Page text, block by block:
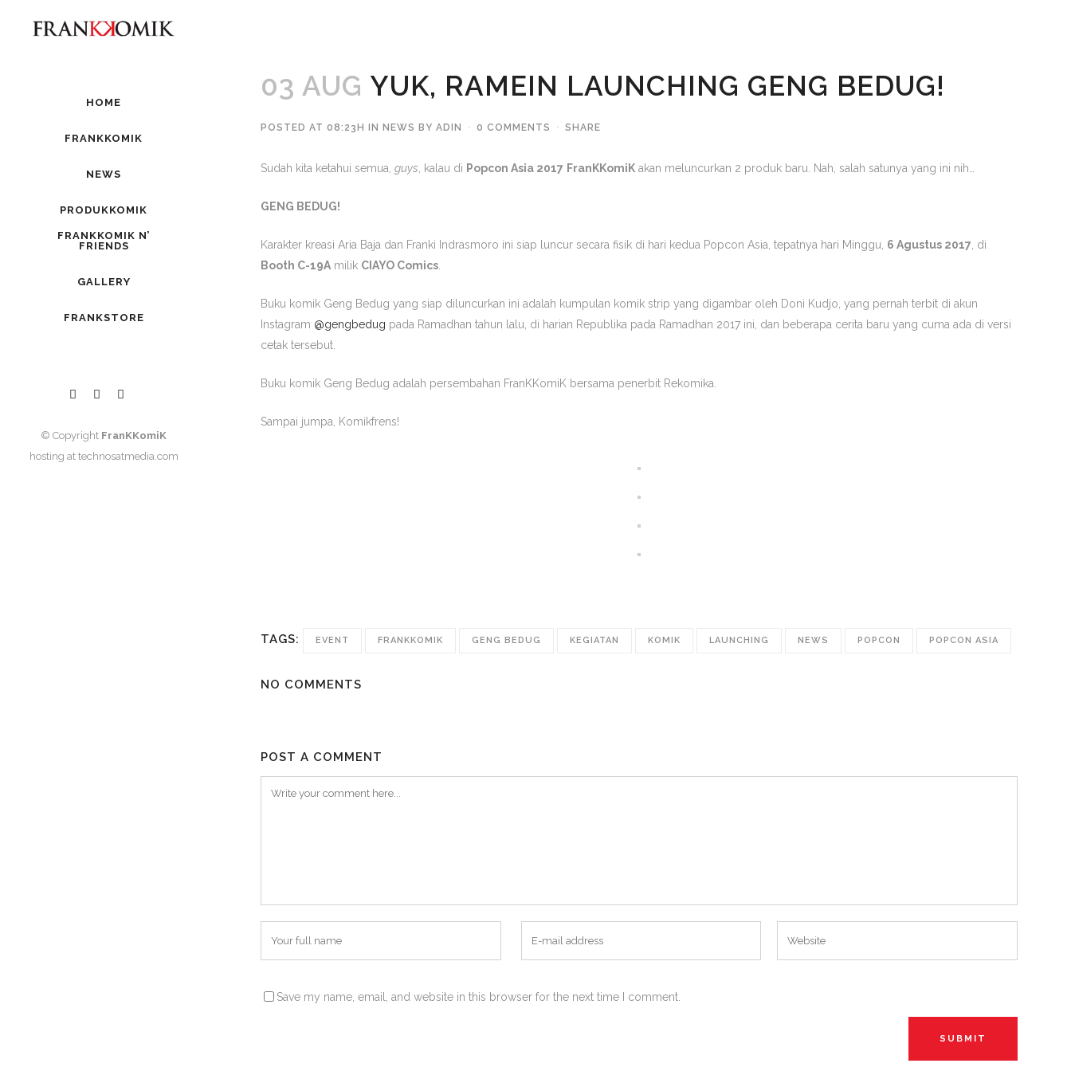
HOME
FRANKKOMIK
NEWS
PRODUKKOMIK
FRANKKOMIK N’
FRIENDS
GALLERY
FRANKSTORE
© Copyright FranKKomiK
hosting at technosatmedia.com
03 AUG YUK, RAMEIN LAUNCHING GENG BEDUG!
POSTED AT 08:23H IN NEWS BY ADIN 0 COMMENTS SHARE
Sudah kita ketahui semua, guys , kalau di Popcon Asia 2017 FranKKomiK akan meluncurkan 2 produk baru. Nah, salah satunya yang ini nih…
GENG BEDUG!
Karakter kreasi Aria Baja dan Franki Indrasmoro ini siap luncur secara fisik di hari kedua Popcon Asia , tepatnya hari Minggu, 6 Agustus 2017 , di
Booth C-19A milik CIAYO Comics
Buku komik Geng Bedug yang siap diluncurkan ini adalah kumpulan komik strip yang digambar oleh Doni Kudjo, yang pernah terbit di akun
Instagram @gengbedug pada Ramadhan tahun lalu, di harian Republika pada Ramadhan 2017 ini, dan beberapa cerita baru yang cuma ada di versi
cetak tersebut.
Buku komik Geng Bedug adalah persembahan FranKKomiK bersama penerbit Rekomika.
Sampai jumpa, Komikfrens!
TAGS: EVENT FRANKKOMIK GENG BEDUG KEGIATAN KOMIK LAUNCHING NEWS POPCON POPCON ASIA
NO COMMENTS
POST A COMMENT
Save my name, email, and website in this browser for the next time I comment.